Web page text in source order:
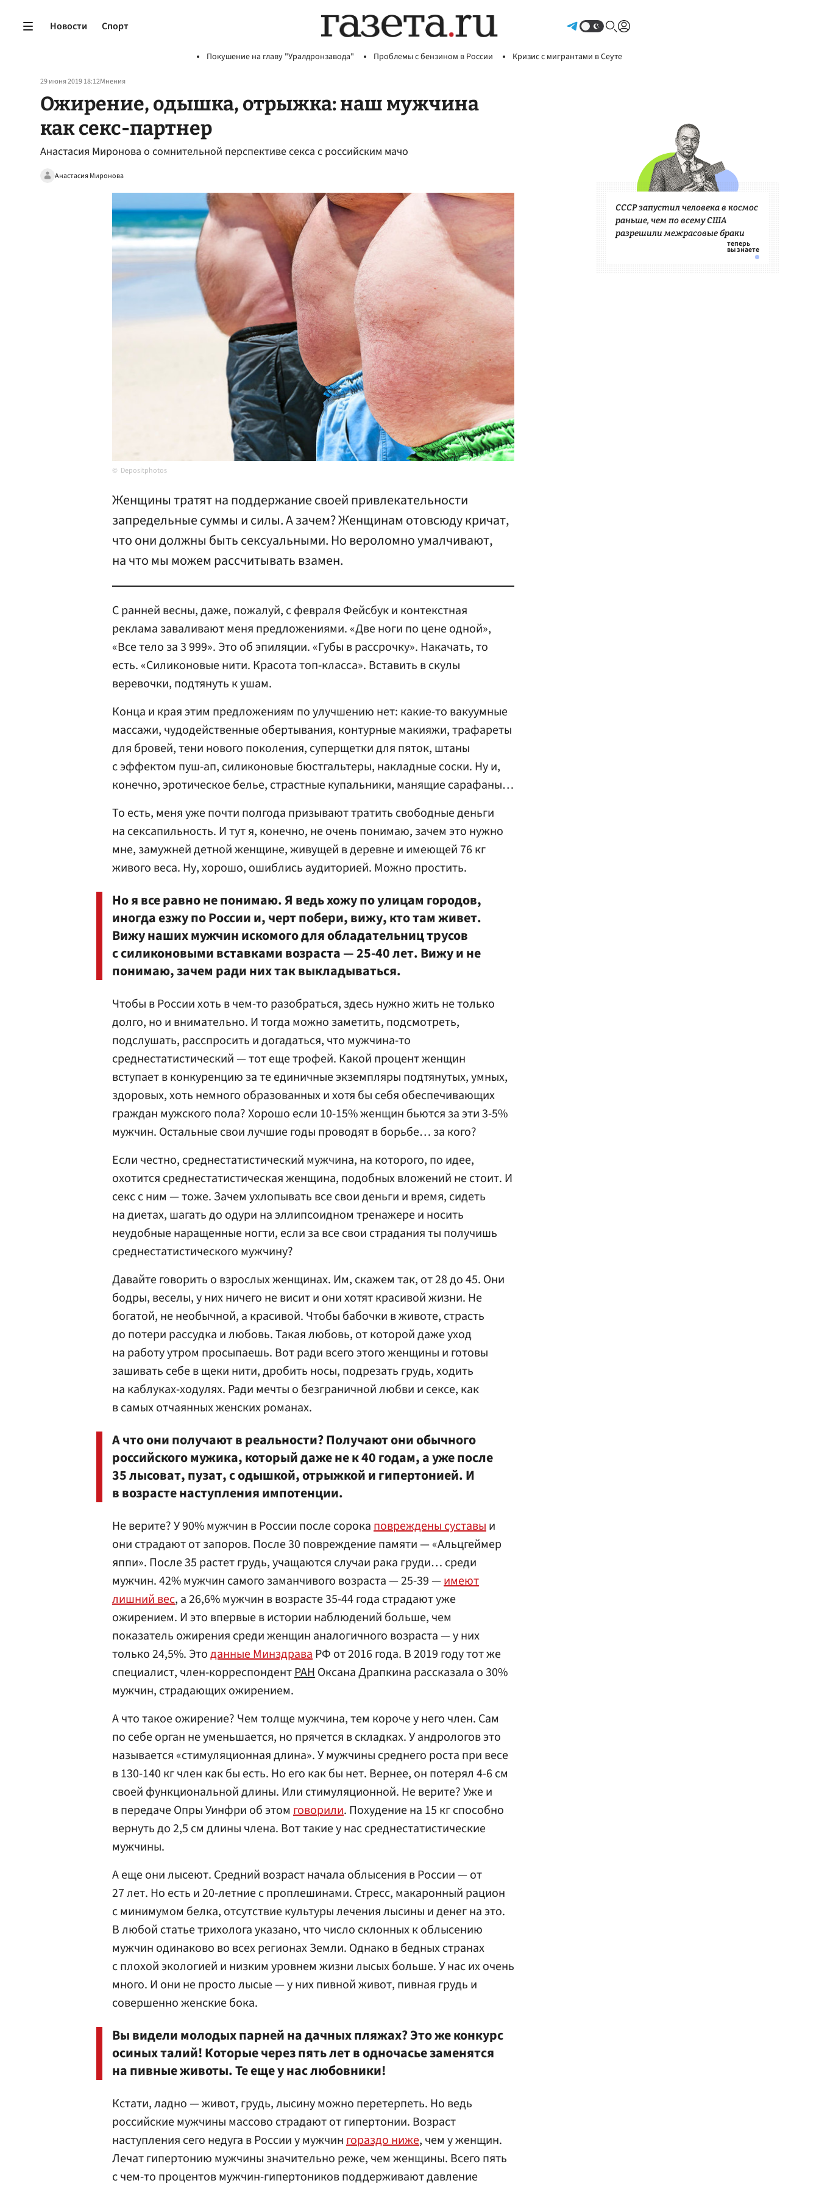
Новости Спорт
Покушение на главу "Уралдронзавода" Проблемы с бензином в России Кризис с мигрантами в Сеуте
29 июня 2019 18:12Мнения
Ожирение, одышка, отрыжка: наш мужчина
как секс-партнер
Анастасия Миронова о сомнительной перспективе секса с российским мачо
Анастасия Миронова
Depositphotos
Женщины тратят на поддержание своей привлекательности
запредельные суммы и силы. А зачем? Женщинам отовсюду кричат,
что они должны быть сексуальными. Но вероломно умалчивают,
на что мы можем рассчитывать взамен.
С ранней весны, даже, пожалуй, с февраля Фейсбук и контекстная
реклама заваливают меня предложениями. «Две ноги по цене одной»,
«Все тело за 3 999». Это об эпиляции. «Губы в рассрочку». Накачать, то
есть. «Силиконовые нити. Красота топ-класса». Вставить в скулы
веревочки, подтянуть к ушам.
Конца и края этим предложениям по улучшению нет: какие-то вакуумные
массажи, чудодейственные обертывания, контурные макияжи, трафареты
для бровей, тени нового поколения, суперщетки для пяток, штаны
с эффектом пуш-ап, силиконовые бюстгальтеры, накладные соски. Ну и,
конечно, эротическое белье, страстные купальники, манящие сарафаны…
То есть, меня уже почти полгода призывают тратить свободные деньги
на сексапильность. И тут я, конечно, не очень понимаю, зачем это нужно
мне, замужней детной женщине, живущей в деревне и имеющей 76 кг
живого веса. Ну, хорошо, ошиблись аудиторией. Можно простить.
Но я все равно не понимаю. Я ведь хожу по улицам городов,
иногда езжу по России и, черт побери, вижу, кто там живет.
Вижу наших мужчин искомого для обладательниц трусов
с силиконовыми вставками возраста — 25-40 лет. Вижу и не
понимаю, зачем ради них так выкладываться.
Чтобы в России хоть в чем-то разобраться, здесь нужно жить не только
долго, но и внимательно. И тогда можно заметить, подсмотреть,
подслушать, расспросить и догадаться, что мужчина-то
среднестатистический — тот еще трофей. Какой процент женщин
вступает в конкуренцию за те единичные экземпляры подтянутых, умных,
здоровых, хоть немного образованных и хотя бы себя обеспечивающих
граждан мужского пола? Хорошо если 10-15% женщин бьются за эти 3-5%
мужчин. Остальные свои лучшие годы проводят в борьбе… за кого?
Если честно, среднестатистический мужчина, на которого, по идее,
охотится среднестатистическая женщина, подобных вложений не стоит. И
секс с ним — тоже. Зачем ухлопывать все свои деньги и время, сидеть
на диетах, шагать до одури на эллипсоидном тренажере и носить
неудобные наращенные ногти, если за все свои страдания ты получишь
среднестатистического мужчину?
Давайте говорить о взрослых женщинах. Им, скажем так, от 28 до 45. Они
бодры, веселы, у них ничего не висит и они хотят красивой жизни. Не
богатой, не необычной, а красивой. Чтобы бабочки в животе, страсть
до потери рассудка и любовь. Такая любовь, от которой даже уход
на работу утром просыпаешь. Вот ради всего этого женщины и готовы
зашивать себе в щеки нити, дробить носы, подрезать грудь, ходить
на каблуках-ходулях. Ради мечты о безграничной любви и сексе, как
в самых отчаянных женских романах.
А что они получают в реальности? Получают они обычного
российского мужика, который даже не к 40 годам, а уже после
35 лысоват, пузат, с одышкой, отрыжкой и гипертонией. И
в возрасте наступления импотенции.
Не верите? У 90% мужчин в России после сорокаповреждены суставыи
они страдают от запоров. После 30 повреждение памяти — «Альцгеймер
яппи». После 35 растет грудь, учащаются случаи рака груди… среди
мужчин. 42% мужчин самого заманчивого возраста — 25-39 —имеют
лишний вес, а 26,6% мужчин в возрасте 35-44 года страдают уже
ожирением. И это впервые в истории наблюдений больше, чем
показатель ожирения среди женщин аналогичного возраста — у них
только 24,5%. Этоданные МинздраваРФ от 2016 года. В 2019 году тот же
специалист, член-корреспондентРАНОксана Драпкина рассказала о 30%
мужчин, страдающих ожирением.
А что такое ожирение? Чем толще мужчина, тем короче у него член. Сам
по себе орган не уменьшается, но прячется в складках. У андрологов это
называется «стимуляционная длина». У мужчины среднего роста при весе
в 130-140 кг член как бы есть. Но его как бы нет. Вернее, он потерял 4-6 см
своей функциональной длины. Или стимуляционной. Не верите? Уже и
в передаче Опры Уинфри об этом говорили. Похудение на 15 кг способно
вернуть до 2,5 см длины члена. Вот такие у нас среднестатистические
мужчины.
А еще они лысеют. Средний возраст начала облысения в России — от
27 лет. Но есть и 20-летние с проплешинами. Стресс, макаронный рацион
с минимумом белка, отсутствие культуры лечения лысины и денег на это.
В любой статье трихолога указано, что число склонных к облысению
мужчин одинаково во всех регионах Земли. Однако в бедных странах
с плохой экологией и низким уровнем жизни лысых больше. У нас их очень
много. И они не просто лысые — у них пивной живот, пивная грудь и
совершенно женские бока.
Вы видели молодых парней на дачных пляжах? Это же конкурс
осиных талий! Которые через пять лет в одночасье заменятся
на пивные животы. Те еще у нас любовники!
Кстати, ладно — живот, грудь, лысину можно перетерпеть. Но ведь
российские мужчины массово страдают от гипертонии. Возраст
наступления сего недуга в России у мужчингораздо ниже, чем у женщин.
Лечат гипертонию мужчины значительно реже, чем женщины. Всего пять
с чем-то процентов мужчин-гипертоников поддерживают давление
СССР запустил человека в космос
раньше, чем по всему США
разрешили межрасовые браки